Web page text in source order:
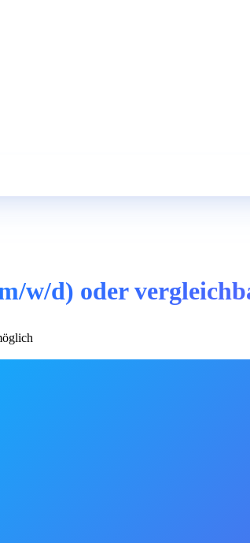
w/d) oder